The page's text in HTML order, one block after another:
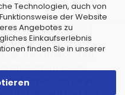
Technologien, auch von
der Website
Angebotes zu
Einkaufserlebnis
finden Sie in unserer
© 2026 |
.
Versandkosten
sowie
Eigentum Ihrer